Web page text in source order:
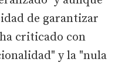
de garantizar
criticado con
y la "nula